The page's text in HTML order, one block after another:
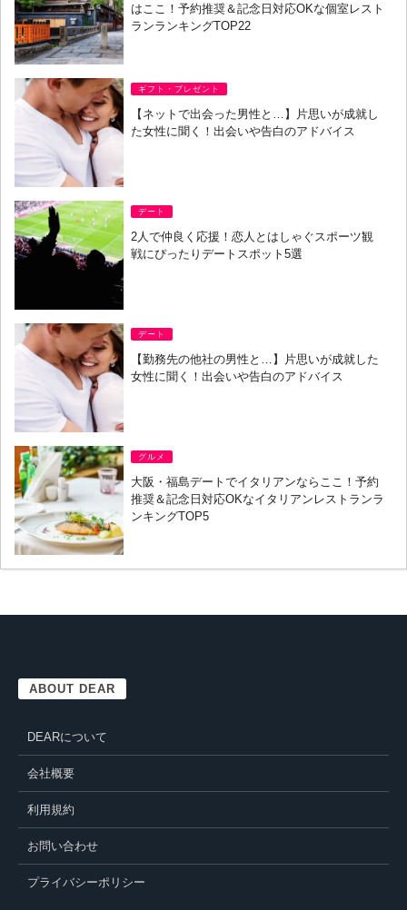
はここ！予約推奨＆記念日対応OKな個室レスト
ランランキングTOP22
ギフト・プレゼント
【ネットで出会った男性と…】片思いが成就し
た女性に聞く！出会いや告白のアドバイス
デート
2人で仲良く応援！恋人とはしゃぐスポーツ観
戦にぴったりデートスポット5選
デート
【勤務先の他社の男性と…】片思いが成就した
女性に聞く！出会いや告白のアドバイス
グルメ
大阪・福島デートでイタリアンならここ！予約
推奨＆記念日対応OKなイタリアンレストランラ
ンキングTOP5
ABOUT DEAR
DEARについて
会社概要
利用規約
お問い合わせ
プライバシーポリシー